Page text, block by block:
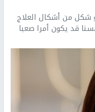
شكل من أشكال العلاج
قد يكون أمرا صعبا